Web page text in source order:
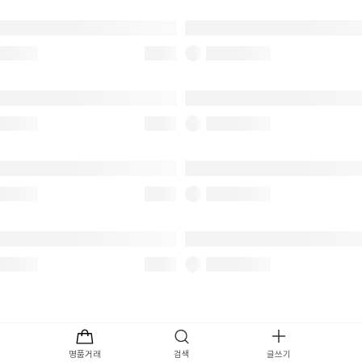
명품거래 검색 글쓰기